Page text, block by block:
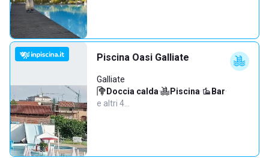
Piscina Oasi Galliate
Galliate
Doccia calda· Piscina· Bar·
e altri 4…